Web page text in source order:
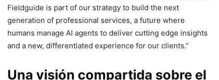
Fieldguide is part of our strategy to build the next
generation of professional services, a future where
humans manage AI agents to deliver cutting edge insights
and a new, differentiated experience for our clients.”
Una visión compartida sobre el